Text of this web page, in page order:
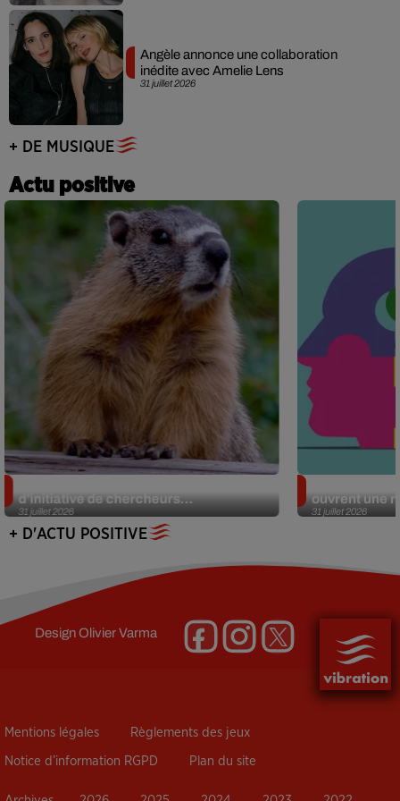
31 juillet 2026
Angèle annonce une collaboration
inédite avec Amelie Lens
+ DE MUSIQUE
Actu positive
31 juillet 2026
d’initiative de chercheurs...
31 juillet 2026
ouvrent une
+ D'ACTU POSITIVE
DesignOlivier Varma
Mentions légales Règlements des jeux
Notice d’information RGPD Plan du site